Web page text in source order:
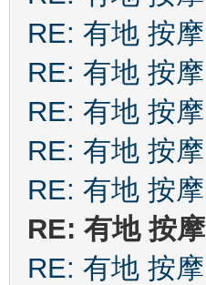
RE: 有地 按摩
RE: 有地 按摩
RE: 有地 按摩
RE: 有地 按摩
RE: 有地 按摩
RE: 有地 按摩
RE: 有地 按摩